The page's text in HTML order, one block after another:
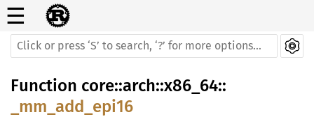
☰
Function core::arch::x86_64::
_mm_add_epi16